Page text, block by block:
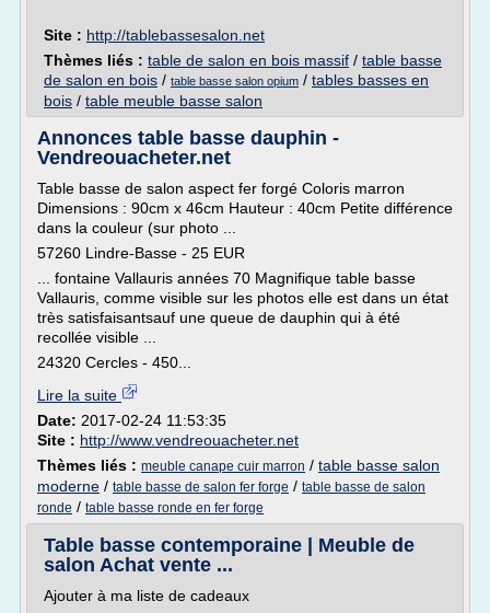
Site : http://tablebassesalon.net
Thèmes liés : table de salon en bois massif / table basse
de salon en bois / table basse salon opium / tables basses en
bois / table meuble basse salon
Annonces table basse dauphin -
Vendreouacheter.net
Table basse de salon aspect fer forgé Coloris marron
Dimensions : 90cm x 46cm Hauteur : 40cm Petite différence
dans la couleur (sur photo ...
57260 Lindre-Basse - 25 EUR
... fontaine Vallauris années 70 Magnifique table basse
Vallauris, comme visible sur les photos elle est dans un état
très satisfaisantsauf une queue de dauphin qui à été
recollée visible ...
24320 Cercles - 450...
Lire la suite
Date: 2017-02-24 11:53:35
Site : http://www.vendreouacheter.net
Thèmes liés : meuble canape cuir marron / table basse salon
moderne / table basse de salon fer forge / table basse de salon
ronde / table basse ronde en fer forge
Table basse contemporaine | Meuble de
salon Achat vente ...
Ajouter à ma liste de cadeaux